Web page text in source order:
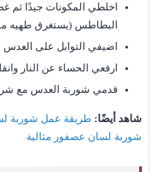
اخلطي المكونات جيدًا ثم
البطاطس (يستغرق طهيه ما يقارب
اضيفي التوابل على
ارفعي الحساء عن النار
قدمي شوربة العدس مع
شاهد أيضًا: طريقة عمل شوربة
شوربة لسان عصفور مثالية